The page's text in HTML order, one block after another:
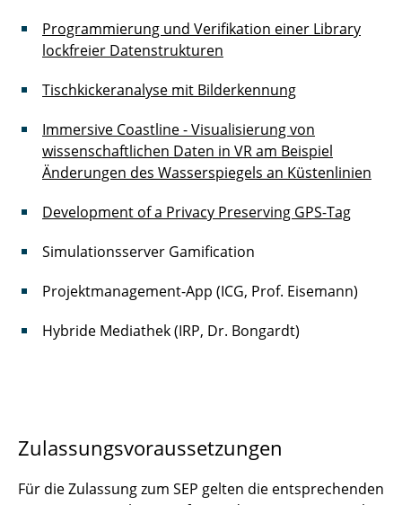
Programmierung und Verifikation einer Library
lockfreier Datenstrukturen
Tischkickeranalyse mit Bilderkennung
Immersive Coastline - Visualisierung von
wissenschaftlichen Daten in VR am Beispiel
Änderungen des Wasserspiegels an Küstenlinien
Development of a Privacy Preserving GPS-Tag
Simulationsserver Gamification
Projektmanagement-App (ICG, Prof. Eisemann)
Hybride Mediathek (IRP, Dr. Bongardt)
Zulassungsvoraussetzungen
Für die Zulassung zum SEP gelten die entsprechenden